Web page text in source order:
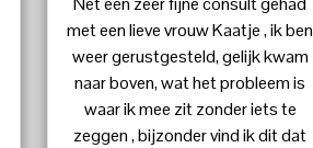
met een lieve vrouw Kaatje , ik ben
weer gerustgesteld, gelijk kwam
naar boven, wat het probleem is
waar ik mee zit zonder iets te
zeggen , bijzonder vind ik dit dat